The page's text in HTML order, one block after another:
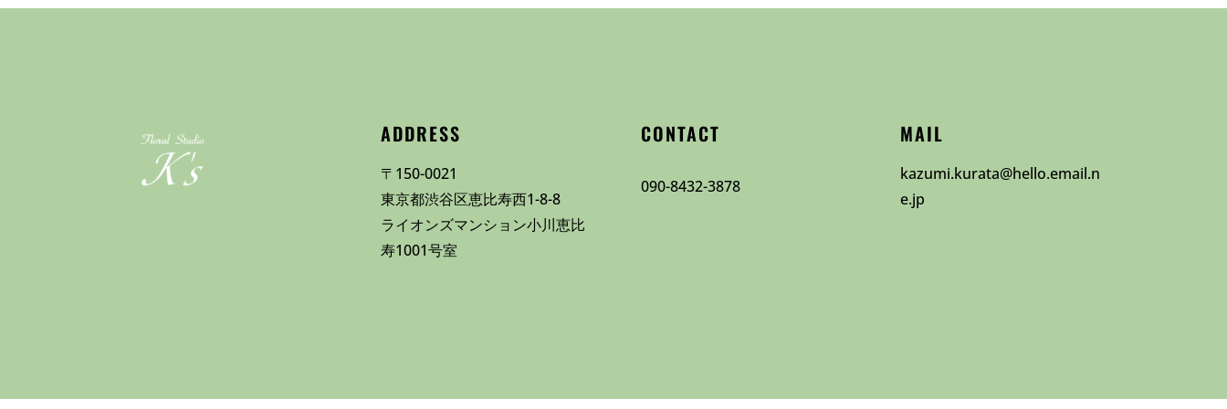
ADDRESS
〒150-0021
東京都渋谷区恵比寿西1-8-8
ライオンズマンション小川恵比
寿1001号室
CONTACT
090-8432-3878
MAIL
kazumi.kurata@hello.email.n
e.jp